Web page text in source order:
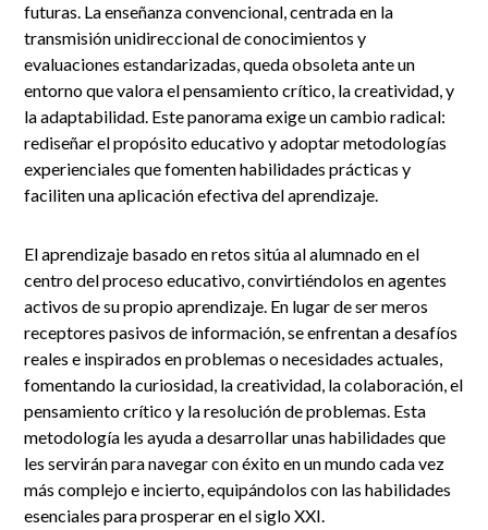
futuras. La enseñanza convencional, centrada en la
transmisión unidireccional de conocimientos y
evaluaciones estandarizadas, queda obsoleta ante un
entorno que valora el pensamiento crítico, la creatividad, y
la adaptabilidad. Este panorama exige un cambio radical:
rediseñar el propósito educativo y adoptar metodologías
experienciales que fomenten habilidades prácticas y
faciliten una aplicación efectiva del aprendizaje.
El aprendizaje basado en retos sitúa al alumnado en el
centro del proceso educativo, convirtiéndolos en agentes
activos de su propio aprendizaje. En lugar de ser meros
receptores pasivos de información, se enfrentan a desafíos
reales e inspirados en problemas o necesidades actuales,
fomentando la curiosidad, la creatividad, la colaboración, el
pensamiento crítico y la resolución de problemas. Esta
metodología les ayuda a desarrollar unas habilidades que
les servirán para navegar con éxito en un mundo cada vez
más complejo e incierto, equipándolos con las habilidades
esenciales para prosperar en el siglo XXI.